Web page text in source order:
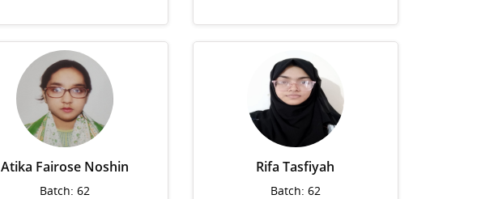
Atika Fairose Noshin
Batch: 62
Rifa Tasfiyah
Batch: 62